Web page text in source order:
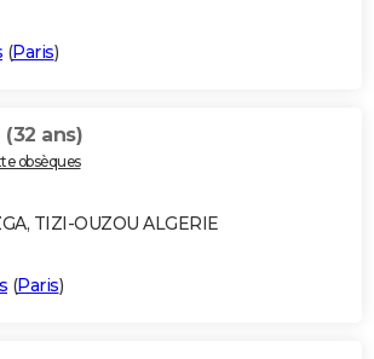
(Paris)
(32 ans)
obsèques
TIZI-OUZOU ALGERIE
(Paris)